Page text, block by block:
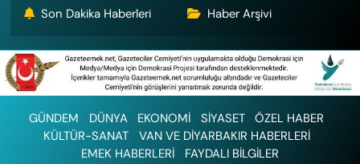
Son Dakika Haberleri Haber Arşivi
GÜNDEM DÜNYA EKONOMİ SİYASET
ÖZEL HABER
KÜLTÜR-SANAT
VAN VE DİYARBAKIR HABERLERİ
EMEK HABERLERİ
FAYDALI BİLGİLER